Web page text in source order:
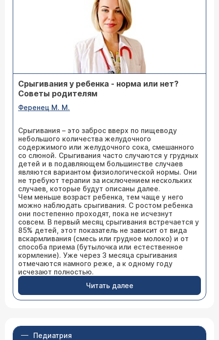
Срыгивания у ребенка - норма или нет?
Советы родителям
Ференец М. М.
Срыгивания – это заброс вверх по пищеводу
небольшого количества желудочного
содержимого или желудочного сока, смешанного
со слюной. Срыгивания часто случаются у грудных
детей и в подавляющем большинстве случаев
являются вариантом физиологической нормы. Они
не требуют терапии за исключением нескольких
случаев, которые будут описаны далее.
Чем меньше возраст ребенка, тем чаще у него
можно наблюдать срыгивания. С ростом ребенка
они постепенно проходят, пока не исчезнут
совсем. В первый месяц срыгивания встречается у
85% детей, этот показатель не зависит от вида
вскармливания (смесь или грудное молоко) и от
способа приема (бутылочка или естественное
кормление). Уже через 3 месяца срыгивания
отмечаются намного реже, а к одному году
исчезают полностью.
Читать далее
Педиатрия